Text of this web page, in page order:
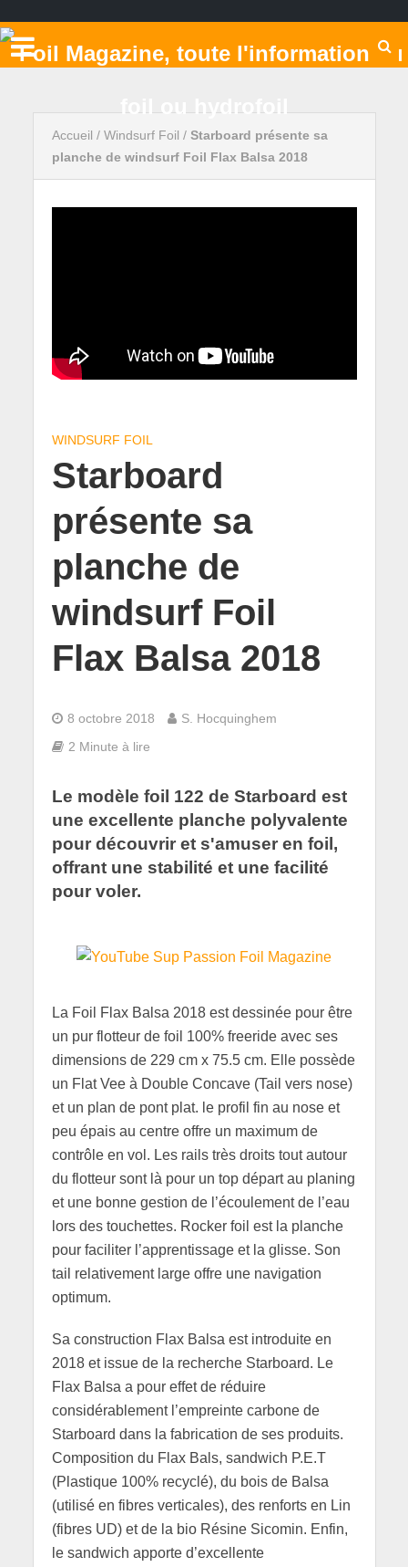
Accueil / Windsurf Foil / Starboard présente sa
planche de windsurf Foil Flax Balsa 2018
WINDSURF FOIL
Starboard
présente sa
planche de
windsurf Foil
Flax Balsa 2018
8 octobre 2018
S. Hocquinghem
2 Minute à lire
Le modèle foil 122 de Starboard est
une excellente planche polyvalente
pour découvrir et s'amuser en foil,
offrant une stabilité et une facilité
pour voler.
La Foil Flax Balsa 2018 est dessinée pour être
un pur flotteur de foil 100% freeride avec ses
dimensions de 229 cm x 75.5 cm. Elle possède
un Flat Vee à Double Concave (Tail vers nose)
et un plan de pont plat. le profil fin au nose et
peu épais au centre offre un maximum de
contrôle en vol. Les rails très droits tout autour
du flotteur sont là pour un top départ au planing
et une bonne gestion de l’écoulement de l’eau
lors des touchettes. Rocker foil est la planche
pour faciliter l’apprentissage et la glisse. Son
tail relativement large offre une navigation
optimum.
Sa construction Flax Balsa est introduite en
2018 et issue de la recherche Starboard. Le
Flax Balsa a pour effet de réduire
considérablement l’empreinte carbone de
Starboard dans la fabrication de ses produits.
Composition du Flax Bals, sandwich P.E.T
(Plastique 100% recyclé), du bois de Balsa
(utilisé en fibres verticales), des renforts en Lin
(fibres UD) et de la bio Résine Sicomin. Enfin,
le sandwich apporte d’excellente